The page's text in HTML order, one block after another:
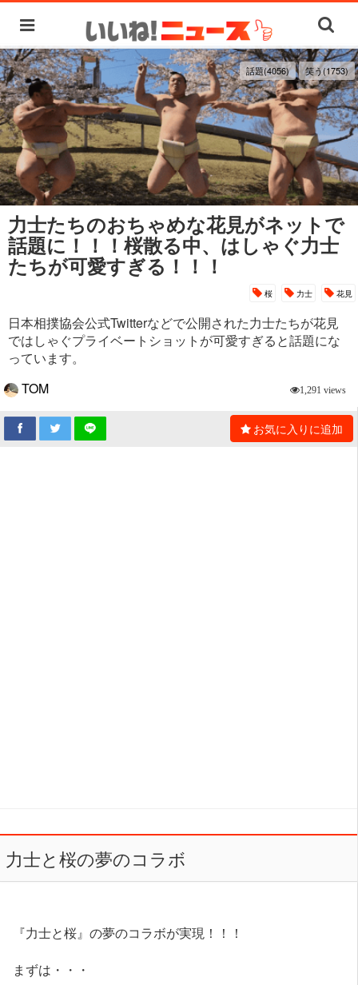
話題(4056) 笑う(1753)
力士たちのおちゃめな花見がネットで
話題に！！！桜散る中、はしゃぐ力士
たちが可愛すぎる！！！
桜 力士 花見
日本相撲協会公式Twitterなどで公開された‏力士たちが花見
ではしゃぐプライベートショットが可愛すぎると話題にな
っています。
TOM
1,291 views
お気に入りに追加
力士と桜の夢のコラボ
『力士と桜』の夢のコラボが実現！！！
まずは・・・